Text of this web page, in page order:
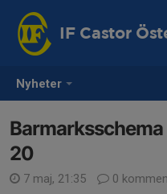
Nyheter
IF Castor
20
7 maj, 21:35
0